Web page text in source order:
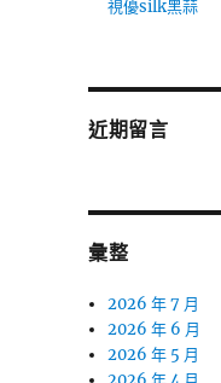
視優silk黑蒜
近期留言
彙整
2026 年 7 月
2026 年 6 月
2026 年 5 月